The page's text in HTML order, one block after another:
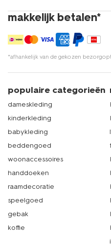
makkelijk betalen*
*afhankelijk van de gekozen
populaire categorieën
dameskleding
kinderkleding
babykleding
beddengoed
woonaccessoires
handdoeken
raamdecoratie
speelgoed
gebak
koffie